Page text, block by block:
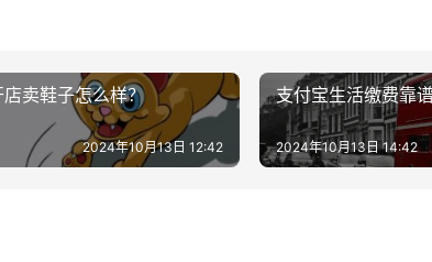
阿里巴巴的合作。
企业离不开的借贷工具。在借贷过程中，有不少人
卖鞋子怎么样？
2024年10月13日 12:42
支付宝生活缴费靠
2024年10月13日 14:42